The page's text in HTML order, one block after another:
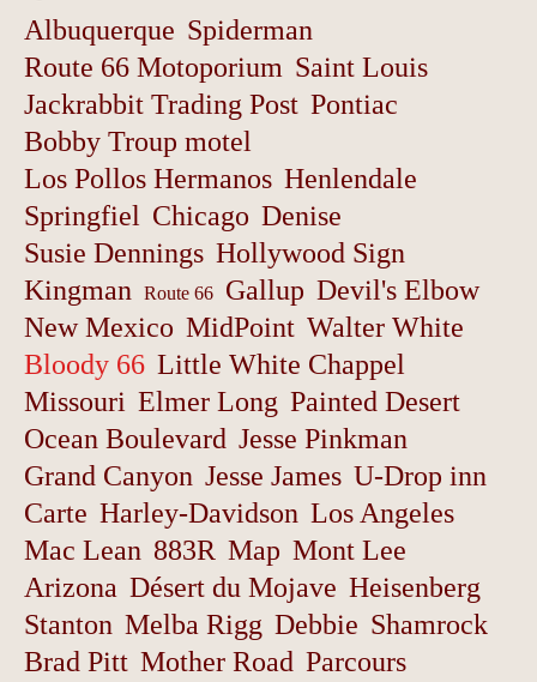
Albuquerque Spiderman
Route 66 Motoporium Saint Louis
Jackrabbit Trading Post Pontiac
Bobby Troup motel
Los Pollos Hermanos Henlendale
Springfiel Chicago Denise
Susie Dennings Hollywood Sign
Kingman Route 66 Gallup Devil's Elbow
New Mexico MidPoint Walter White
Bloody 66 Little White Chappel
Missouri Elmer Long Painted Desert
Ocean Boulevard Jesse Pinkman
Grand Canyon Jesse James U-Drop inn
Carte Harley-Davidson Los Angeles
Mac Lean 883R Map Mont Lee
Arizona Désert du Mojave Heisenberg
Stanton Melba Rigg Debbie Shamrock
Brad Pitt Mother Road Parcours